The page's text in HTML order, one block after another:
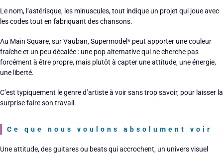
Le nom, l’astérisque, les minuscules, tout indique un projet qui joue avec
les codes tout en fabriquant des chansons.
Au Main Square, sur Vauban, Supermodel* peut apporter une couleur
fraîche et un peu décalée : une pop alternative qui ne cherche pas
forcément à être propre, mais plutôt à capter une attitude, une énergie,
une liberté.
C’est typiquement le genre d’artiste à voir sans trop savoir, pour laisser la
surprise faire son travail.
Ce que nous voulons absolument voir
Une attitude, des guitares ou beats qui accrochent, un univers visuel